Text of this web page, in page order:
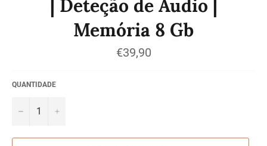
| Deteção de Áudio |
Memória 8 Gb
Preço
normal
€39,90
QUANTIDADE
− +